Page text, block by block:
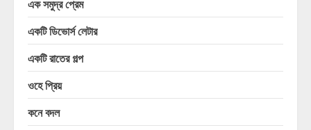
এক সমুদ্র প্রেম
একটি ডিভোর্স লেটার
একটি রাতের গল্প
ওহে প্রিয়
কনে বদল